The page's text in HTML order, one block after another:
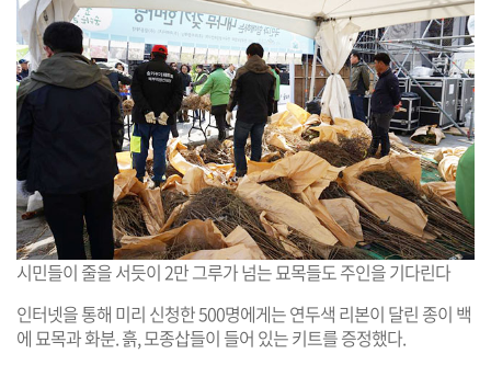
시민들이 줄을 서듯이 2만 그루가 넘는 묘목들도 주인을 기다린다
인터넷을 통해 미리 신청한 500명에게는 연두색 리본이 달린 종이 백
에 묘목과 화분. 흙, 모종삽들이 들어 있는 키트를 증정했다.